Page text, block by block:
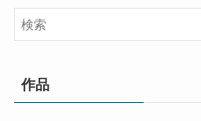
作品